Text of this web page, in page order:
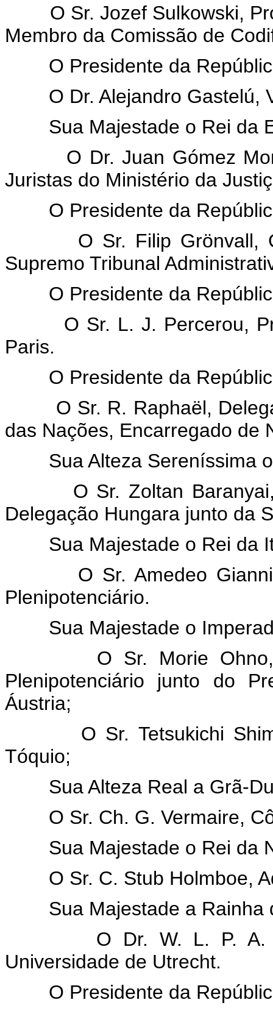
O Sr. Jozef Sulkowski,
Membro da Comissão de
O Presidente da
O Dr. Alejandro Gastelú,
Sua Majestade o Rei da
O Dr. Juan Gómez
Juristas do Ministério da
O Presidente da
O Sr. Filip Grönvall,
Supremo Tribunal
O Presidente da
O Sr. L. J. Percerou,
Paris.
O Presidente da
O Sr. R. Raphaël,
das Nações, Encarregado de
Sua Alteza Sereníssima o
O Sr. Zoltan Baranyai,
Delegação Hungara junto da
Sua Majestade o Rei da
O Sr. Amedeo Giannini,
Plenipotenciário.
Sua Majestade o
O Sr. Morie Ohno,
Plenipotenciário junto do
Áustria;
O Sr. Tetsukichi
Tóquio;
Sua Alteza Real a Grã-
O Sr. Ch. G. Vermaire,
Sua Majestade o Rei da
O Sr. C. Stub Holmboe,
Sua Majestade a Rainha
O Dr. W. L. P. A.
Universidade de Utrecht.
O Presidente da